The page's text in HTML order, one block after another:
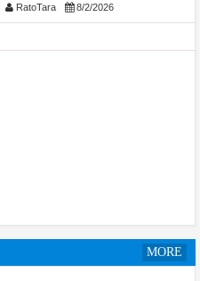
RatoTara 8/2/2026
MORE